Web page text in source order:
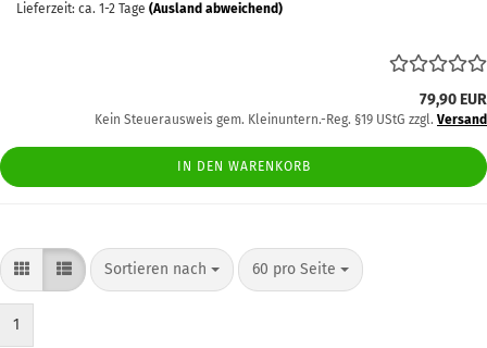
Lieferzeit: ca. 1-2 Tage (Ausland abweichend)
79,90 EUR
Kein Steuerausweis gem. Kleinuntern.-Reg. §19 UStG zzgl. Versand
IN DEN WARENKORB
Sortieren nach
Sortieren nach 60 pro Seite
pro Seite
1